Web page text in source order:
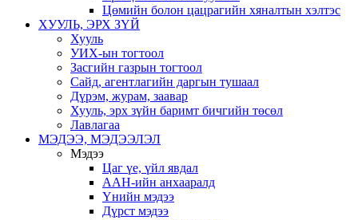
Цөмийн болон цацрагийн хяналтын хэлтэс
ХУУЛЬ, ЭРХ ЗҮЙ
Хууль
УИХ-ын тогтоол
Засгийн газрын тогтоол
Сайд, агентлагийн даргын тушаал
Дүрэм, журам, заавар
Хууль, эрх зүйн баримт бичгийн төсөл
Лавлагаа
МЭДЭЭ, МЭДЭЭЛЭЛ
Мэдээ
Цаг үе, үйл явдал
ААН-ийн анхааралд
Үнийн мэдээ
Дүрст мэдээ